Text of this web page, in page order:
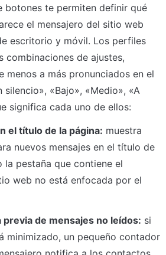
botones te permiten definir qué
el mensajero del sitio web
escritorio y móvil. Los perfiles
combinaciones de ajustes,
menos a más pronunciados en el
silencio», «Bajo», «Medio», «A
significa cada uno de ellos:
el título de la página: muestra
nuevos mensajes en el título de
la pestaña que contiene el
web no está enfocada por el
de mensajes no leídos: si
minimizado, un pequeño contador